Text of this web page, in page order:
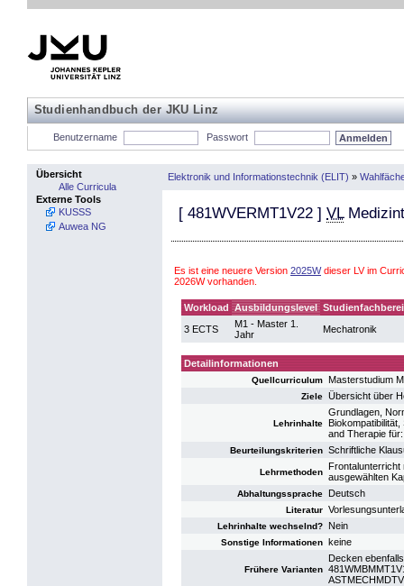
Studienhandbuch der JKU Linz
Benutzername Passwort
Übersicht
Alle Curricula
Externe Tools
KUSSS
Auwea NG
Elektronik und Informationstechnik (ELIT) »
[ 481WVERMT1V22 ] VL
Es ist eine neuere Version 2025Wdieser LV im
2026W vorhanden.
Workload Ausbildungslevel
3 ECTS
M1 - Master 1.
Jahr
Mechatronik
Detailinformationen
Quellcurriculum Masterstudium
Ziele Übersicht über
Lehrinhalte
Grundlagen,
and Therapie
Beurteilungskriterien Schriftliche
Lehrmethoden
Frontalunterricht
ausgewählten
Abhaltungssprache Deutsch
Literatur
Lehrinhalte wechselnd? Nein
Sonstige Informationen keine
Frühere Varianten
Decken